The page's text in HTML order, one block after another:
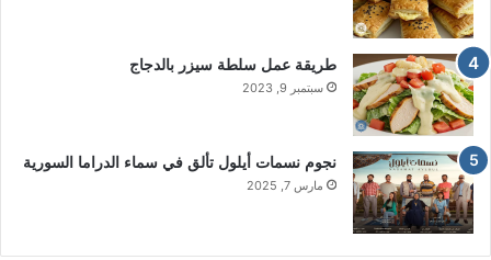
طريقة عمل سلطة سيزر بالدجاج
سبتمبر 9, 2023
نجوم نسمات أيلول تألق في سماء الدراما السورية
مارس 7, 2025